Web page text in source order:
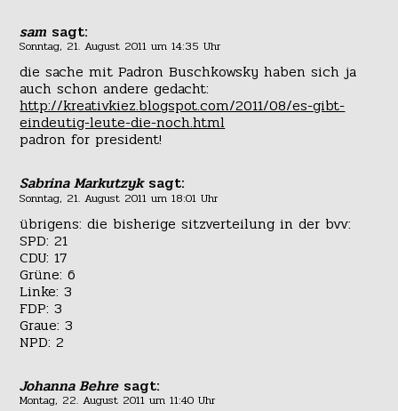
sam sagt:
Sonntag, 21. August 2011 um 14:35 Uhr
die sache mit Padron Buschkowsky haben sich ja
auch schon andere gedacht:
http://kreativkiez.blogspot.com/2011/08/es-gibt-
eindeutig-leute-die-noch.html
padron for president!
Sabrina Markutzyk sagt:
Sonntag, 21. August 2011 um 18:01 Uhr
übrigens: die bisherige sitzverteilung in der bvv:
SPD: 21
CDU: 17
Grüne: 6
Linke: 3
FDP: 3
Graue: 3
NPD: 2
Johanna Behre sagt:
Montag, 22. August 2011 um 11:40 Uhr